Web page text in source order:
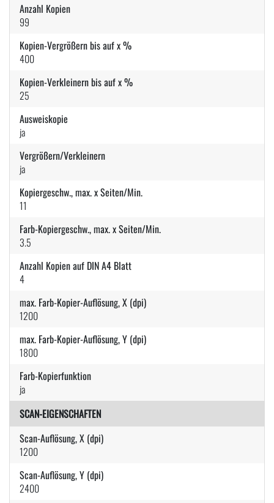
Anzahl Kopien
99
Kopien-Vergrößern bis auf x %
400
Kopien-Verkleinern bis auf x %
25
Ausweiskopie
ja
Vergrößern/Verkleinern
ja
Kopiergeschw., max. x Seiten/Min.
11
Farb-Kopiergeschw., max. x Seiten/Min.
3.5
Anzahl Kopien auf DIN A4 Blatt
4
max. Farb-Kopier-Auflösung, X (dpi)
1200
max. Farb-Kopier-Auflösung, Y (dpi)
1800
Farb-Kopierfunktion
ja
SCAN-EIGENSCHAFTEN
Scan-Auflösung, X (dpi)
1200
Scan-Auflösung, Y (dpi)
2400